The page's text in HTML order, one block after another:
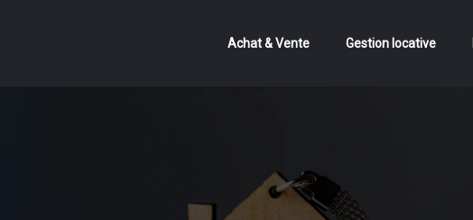
Achat & Vente Gestion locative